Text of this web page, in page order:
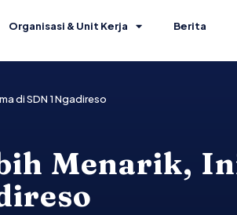
Organisasi & Unit Kerja Berita
di SDN 1 Ngadireso
Menarik,